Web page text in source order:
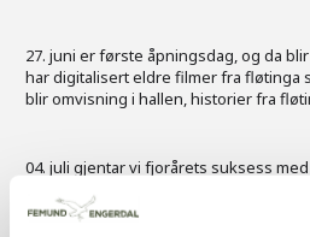
27. juni er første åpningsdag, og da
har digitalisert eldre filmer fra fløtinga
blir omvisning i hallen, historier fra
04. juli gjentar vi fjorårets suksess
asylmottaket. Da får du lære mer om
kulturer rundt bålet på festplassen.